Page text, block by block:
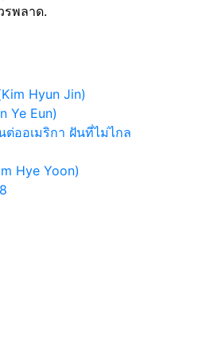
พลาด.
Hyun Jin)
Ye Eun)
ต่ออเมริกา ฝันที่ไม่ไกล
Hye Yoon)